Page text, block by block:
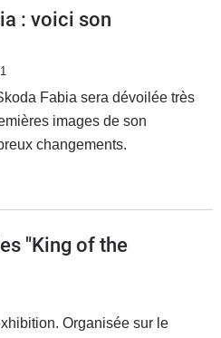
: voici son
Fabia sera dévoilée très
images de son
changements.
"King of the
Organisée sur le